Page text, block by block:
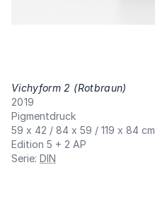
Vichyform 2 (Rotbraun)
2019
Pigmentdruck
59 x 42 / 84 x 59 / 119 x 84 cm
Edition 5 + 2 AP
Serie: DIN